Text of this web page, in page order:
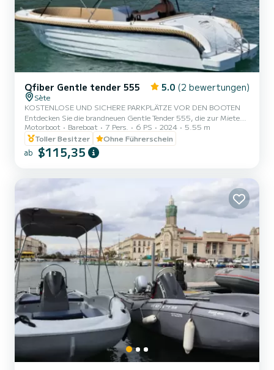
Qfiber Gentle tender 555 5.0 (2 bewertungen)
Sète
KOSTENLOSE UND SICHERE PARKPLÄTZE VOR DEN BOOTEN
Entdecken Sie die brandneuen Gentle Tender 555, die zur Miete
verfügbar sind! Genießen Sie eine ruhige und originelle Bootsfahrt
auf dem Wasser an Bord von komfortablen, eleganten und
zugänglichen Booten mit oder ohne Führerschein. Leicht zu
steuern, stabil und leise, sind unsere Gentle Tender 555 (neue
Freunden. Lassen Sie sich vom Charme der Stadt tragen und
erkunden Sie ihre Kanäle in...
Motorboot Bareboat 7 Pers. 6 PS 2024
5.55 m
Toller Besitzer
Ohne Führerschein
ab $115,35